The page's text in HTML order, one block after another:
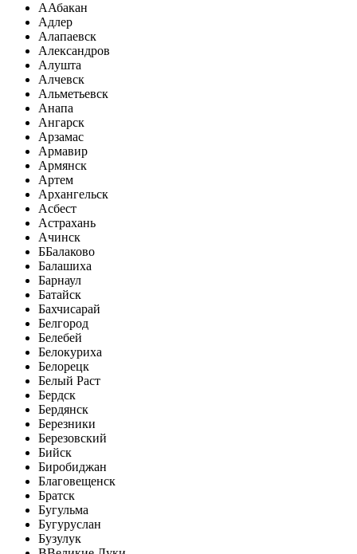
ААбакан
Адлер
Алапаевск
Александров
Алушта
Алчевск
Альметьевск
Анапа
Ангарск
Арзамас
Армавир
Армянск
Артем
Архангельск
Асбест
Астрахань
Ачинск
ББалаково
Балашиха
Барнаул
Батайск
Бахчисарай
Белгород
Белебей
Белокуриха
Белорецк
Белый Раст
Бердск
Бердянск
Березники
Березовский
Бийск
Биробиджан
Благовещенск
Братск
Бугульма
Бугуруслан
Бузулук